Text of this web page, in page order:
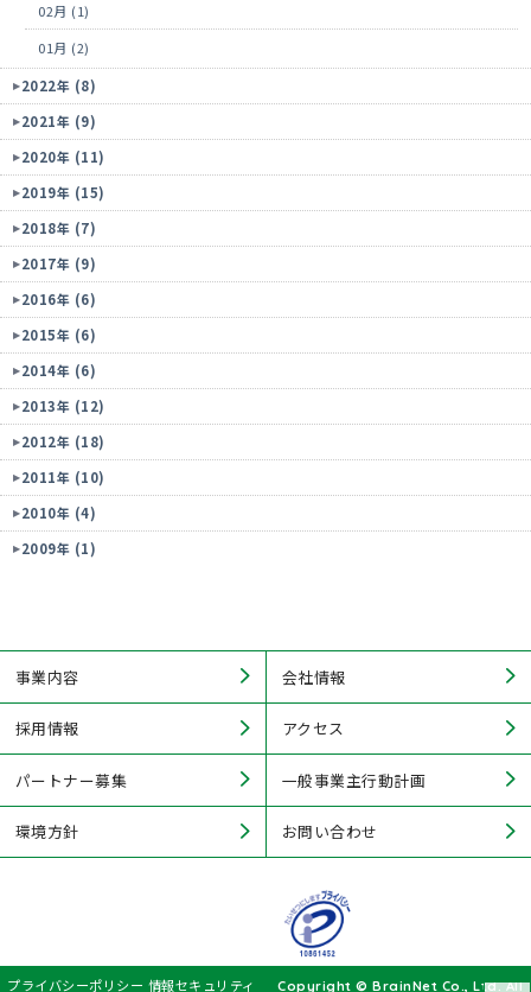
02月 (1)
01月 (2)
2022年 (8)
2021年 (9)
2020年 (11)
2019年 (15)
2018年 (7)
2017年 (9)
2016年 (6)
2015年 (6)
2014年 (6)
2013年 (12)
2012年 (18)
2011年 (10)
2010年 (4)
2009年 (1)
事業内容 会社情報
採用情報 アクセス
パートナー募集 一般事業主行動計画
環境方針 お問い合わせ
プライバシーポリシー 情報セキュリティ Copyright © BrainNet Co., Ltd. All